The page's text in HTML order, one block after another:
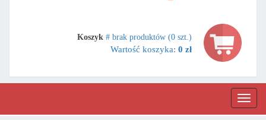
Koszyk # brak produktów (0 szt.)
Wartość koszyka: 0 zł